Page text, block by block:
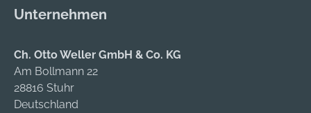
hautverträglichem,
m EPDM •
Hervorragende
mechanische und
chemische
Unternehmen
Ch. Otto Weller GmbH & Co. KG
Am Bollmann 22
28816 Stuhr
Deutschland